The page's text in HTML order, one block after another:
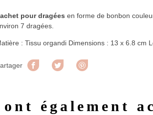
pour dragées en forme de bonbon
7 dragées.
: Tissu organdi Dimensions : 13 x 6.8 cm
Partager Tweet
également